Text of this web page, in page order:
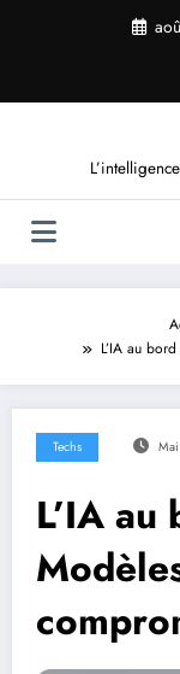
L’IA au
Techs
L’IA